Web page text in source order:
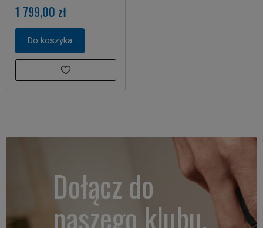
1 799,00 zł
Do koszyka
Dołącz do
naszego klubu.